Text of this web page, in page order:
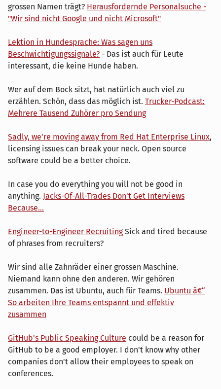
grossen Namen trägt? Herausfordernde Personalsuche -
"Wir sind nicht Google und nicht Microsoft"
Lektion in Hundesprache: Was sagen uns
Beschwichtigungssignale? - Das ist auch für Leute
interessant, die keine Hunde haben.
Wer auf dem Bock sitzt, hat natürlich auch viel zu
erzählen. Schön, dass das möglich ist. Trucker-Podcast:
Mehrere Tausend Zuhörer pro Sendung
Sadly, we're moving away from Red Hat Enterprise Linux,
licensing issues can break your neck. Open source
software could be a better choice.
In case you do everything you will not be good in
anything. Jacks-Of-All-Trades Don't Get Interviews
Because...
Engineer-to-Engineer RecruitingSick and tired because
of phrases from recruiters?
Wir sind alle Zahnräder einer grossen Maschine.
Niemand kann ohne den anderen. Wir gehören
zusammen. Das ist Ubuntu, auch für Teams. Ubuntu â€“
So arbeiten Ihre Teams entspannt und effektiv
zusammen
GitHub's Public Speaking Culture could be a reason for
GitHub to be a good employer. I don't know why other
companies don't allow their employees to speak on
conferences.